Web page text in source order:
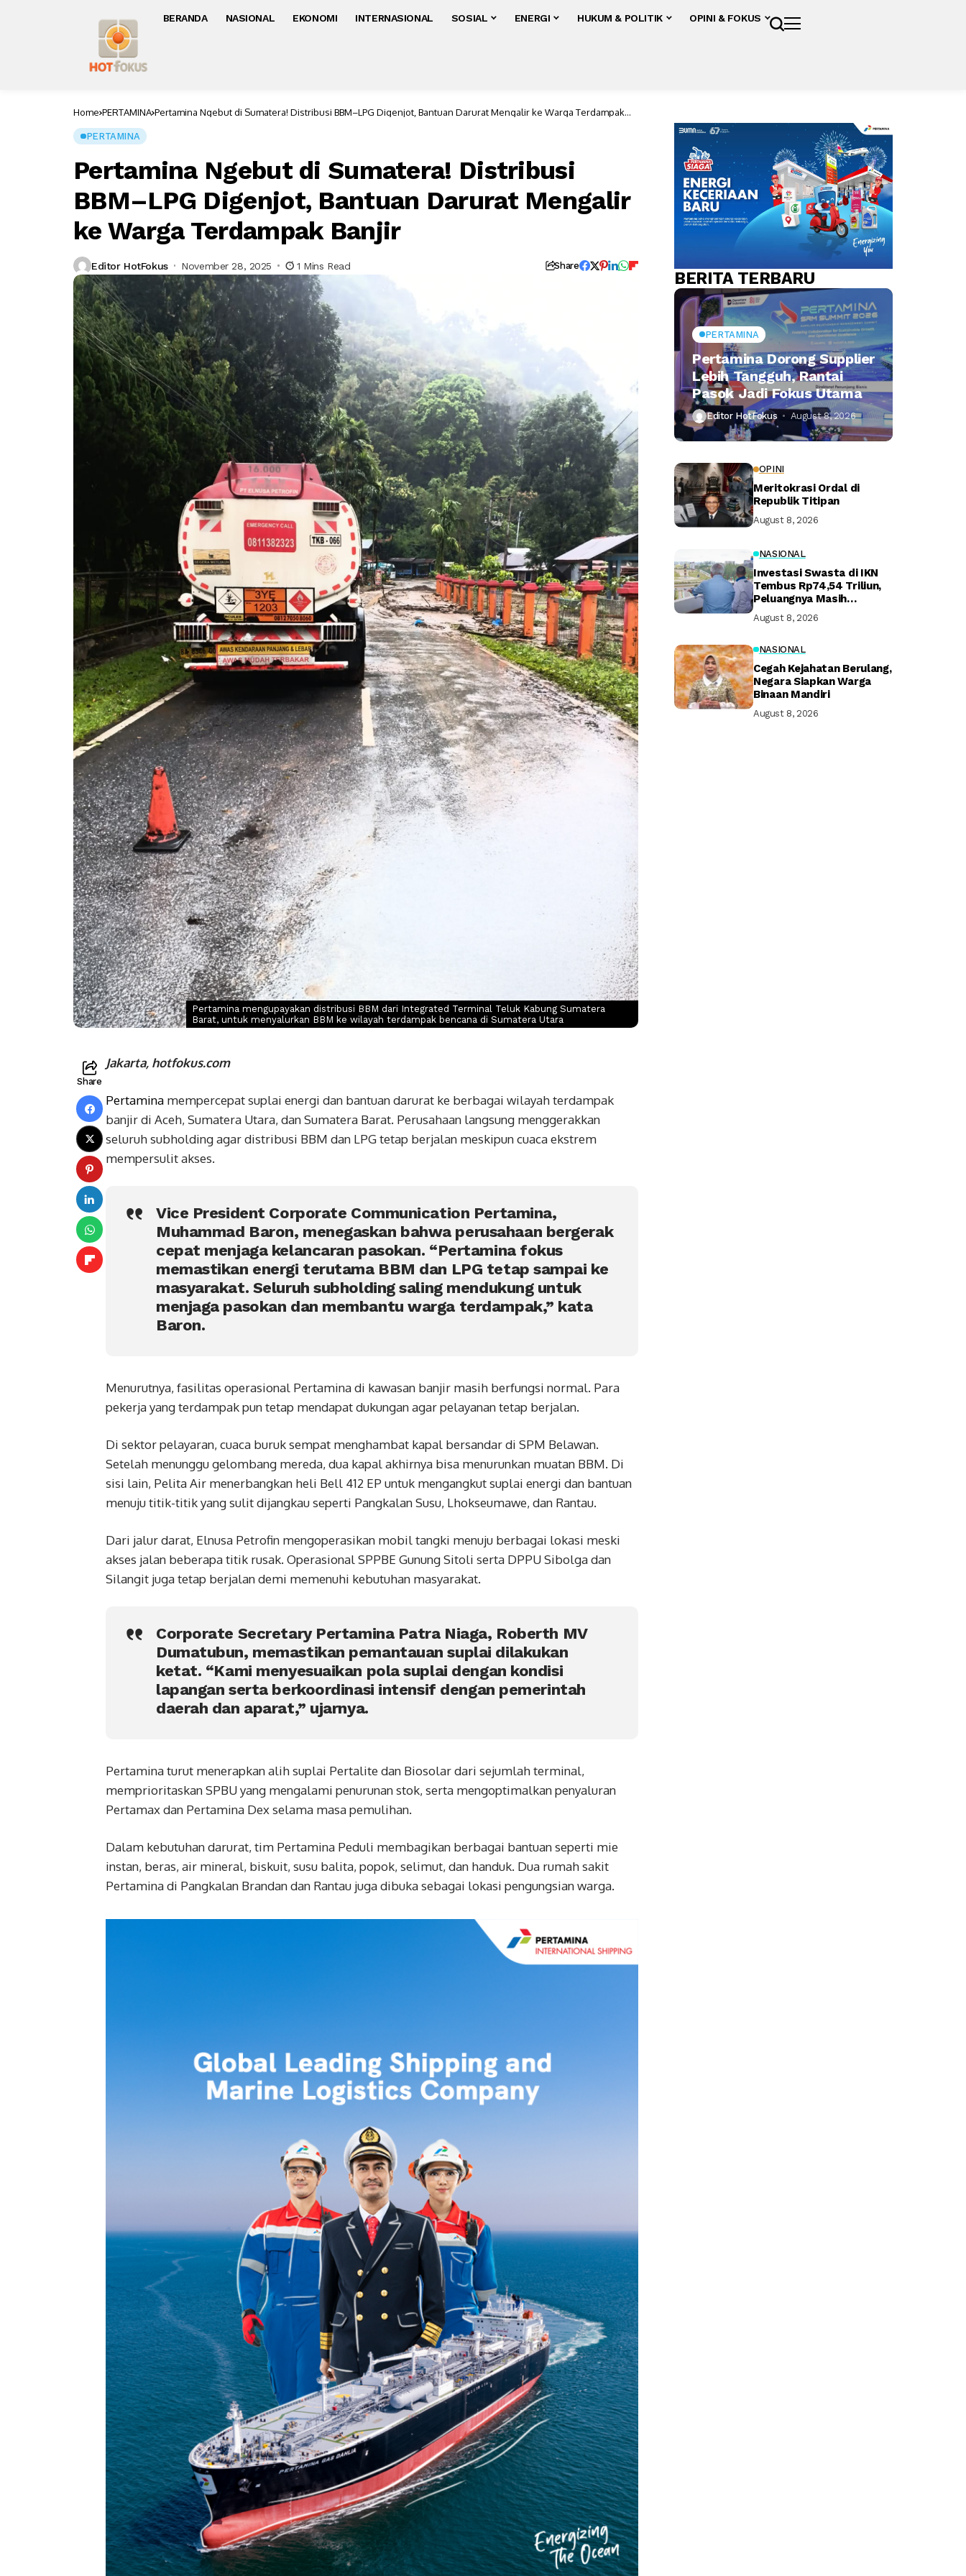
BERANDA NASIONAL EKONOMI INTERNASIONAL SOSIAL ENERGI HUKUM & POLITIK OPINI & FOKUS
Home PERTAMINA Pertamina Ngebut di Sumatera! Distribusi BBM–LPG Digenjot, Bantuan Darurat Mengalir ke Warga Terdampak
PERTAMINA
Pertamina Ngebut di Sumatera! Distribusi
BBM–LPG Digenjot, Bantuan Darurat Mengalir
ke Warga Terdampak Banjir
Editor HotFokus November 28, 2025 1 Mins Read Share
Pertamina mengupayakan distribusi BBM dari Integrated Terminal Teluk Kabung Sumatera
Barat, untuk menyalurkan BBM ke wilayah terdampak bencana di Sumatera Utara
Share
Jakarta, hotfokus.com
Pertamina mempercepat suplai energi dan bantuan darurat ke berbagai wilayah terdampak
banjir di Aceh, Sumatera Utara, dan Sumatera Barat. Perusahaan langsung menggerakkan
seluruh subholding agar distribusi BBM dan LPG tetap berjalan meskipun cuaca ekstrem
mempersulit akses.
Vice President Corporate Communication Pertamina,
Muhammad Baron, menegaskan bahwa perusahaan bergerak
cepat menjaga kelancaran pasokan. “Pertamina fokus
memastikan energi terutama BBM dan LPG tetap sampai ke
masyarakat. Seluruh subholding saling mendukung untuk
menjaga pasokan dan membantu warga terdampak,” kata
Baron.
Menurutnya, fasilitas operasional Pertamina di kawasan banjir masih berfungsi normal. Para
pekerja yang terdampak pun tetap mendapat dukungan agar pelayanan tetap berjalan.
Di sektor pelayaran, cuaca buruk sempat menghambat kapal bersandar di SPM Belawan.
Setelah menunggu gelombang mereda, dua kapal akhirnya bisa menurunkan muatan BBM. Di
sisi lain, Pelita Air menerbangkan heli Bell 412 EP untuk mengangkut suplai energi dan bantuan
menuju titik-titik yang sulit dijangkau seperti Pangkalan Susu, Lhokseumawe, dan Rantau.
Dari jalur darat, Elnusa Petrofin mengoperasikan mobil tangki menuju berbagai lokasi meski
akses jalan beberapa titik rusak. Operasional SPPBE Gunung Sitoli serta DPPU Sibolga dan
Silangit juga tetap berjalan demi memenuhi kebutuhan masyarakat.
Corporate Secretary Pertamina Patra Niaga, Roberth MV
Dumatubun, memastikan pemantauan suplai dilakukan
ketat. “Kami menyesuaikan pola suplai dengan kondisi
lapangan serta berkoordinasi intensif dengan pemerintah
daerah dan aparat,” ujarnya.
Pertamina turut menerapkan alih suplai Pertalite dan Biosolar dari sejumlah terminal,
memprioritaskan SPBU yang mengalami penurunan stok, serta mengoptimalkan penyaluran
Pertamax dan Pertamina Dex selama masa pemulihan.
Dalam kebutuhan darurat, tim Pertamina Peduli membagikan berbagai bantuan seperti mie
instan, beras, air mineral, biskuit, susu balita, popok, selimut, dan handuk. Dua rumah sakit
Pertamina di Pangkalan Brandan dan Rantau juga dibuka sebagai lokasi pengungsian warga.
BERITA TERBARU
PERTAMINA
Pertamina Dorong Supplier
Lebih Tangguh, Rantai
Pasok Jadi Fokus Utama
Editor HotFokus August 8, 2026
OPINI
Meritokrasi Ordal di
Republik Titipan
August 8, 2026
NASIONAL
Investasi Swasta di IKN
Tembus Rp74,54 Triliun,
Peluangnya Masih
August 8, 2026
NASIONAL
Cegah Kejahatan Berulang,
Negara Siapkan Warga
Binaan Mandiri
August 8, 2026